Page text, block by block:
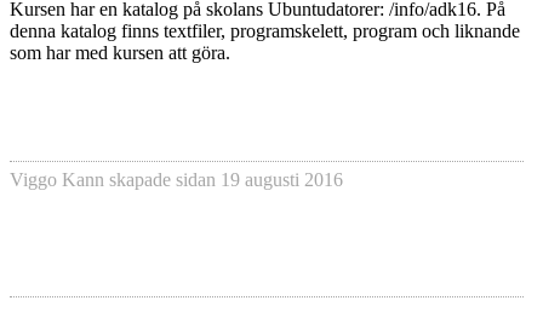
Kursen har en katalog på skolans Ubuntudatorer: /info/adk16. På
denna katalog finns textfiler, programskelett, program och liknande
som har med kursen att göra.
Viggo Kann skapade sidan 19 augusti 2016